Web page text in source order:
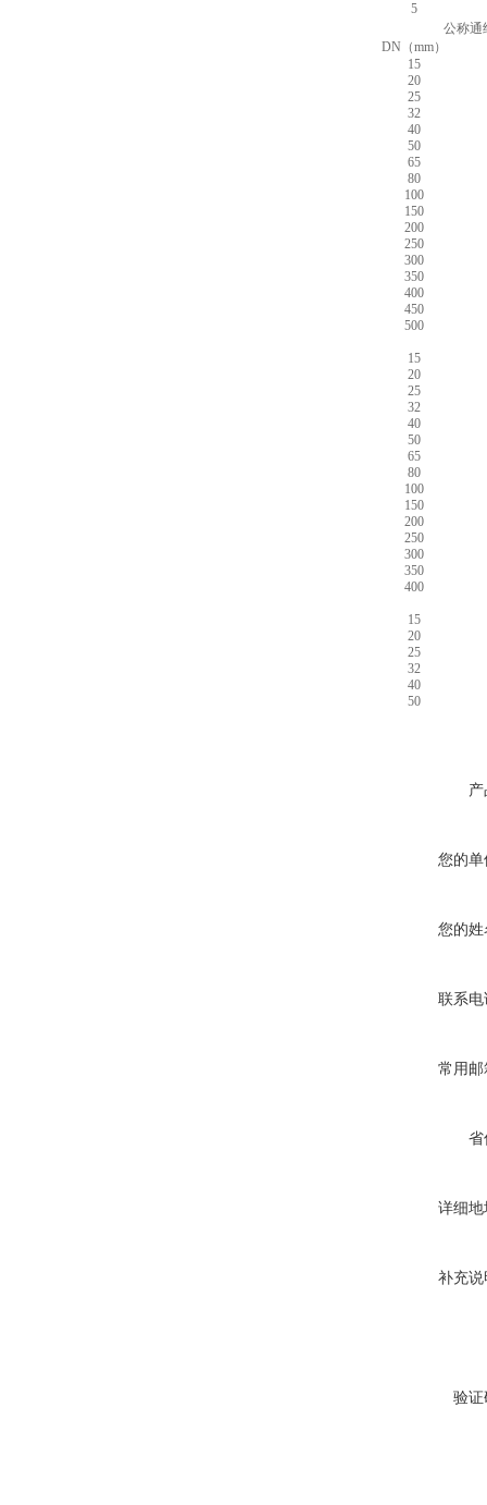
5
公称通
DN（mm）
15
20
25
32
40
50
65
80
100
150
200
250
300
350
400
450
500
15
20
25
32
40
50
65
80
100
150
200
250
300
350
400
15
20
25
32
40
50
您的单
您的姓
联系电
常用邮
省
详细地
补充说
验证